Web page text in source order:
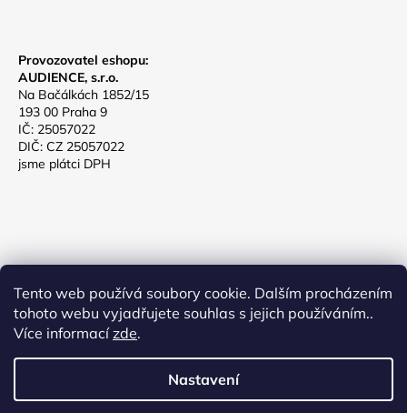
Tento web používá soubory cookie. Dalším procházením
tohoto webu vyjadřujete souhlas s jejich používáním..
Více informacízde.
Nastavení
Provozovatel eshopu:
AUDIENCE, s.r.o.
Na Bačálkách 1852/15
193 00 Praha 9
IČ: 25057022
DIČ: CZ 25057022
jsme plátci DPH
TeTo-Design